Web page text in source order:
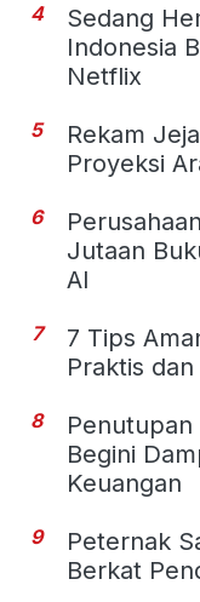
4
Sedang
Indonesia
Netflix
5
Rekam
Proyeksi
6
Jutaan
AI
7
7 Tips
Praktis
8
Begini
Keuangan
9
Peternak
Berkat